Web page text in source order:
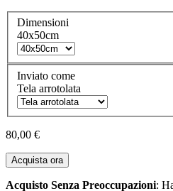
Dimensioni
40x50cm
Inviato come
Tela arrotolata
80,00 €
Acquista ora
Acquisto Senza Preoccupazioni: